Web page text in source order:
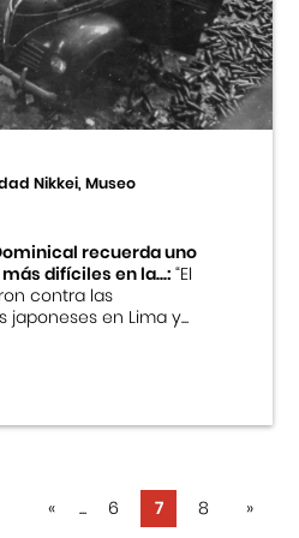
Nikkei, Museo
recuerda uno
difíciles en la...:“El
contra las
japoneses en Lima y...
« ... 6 7 8 »